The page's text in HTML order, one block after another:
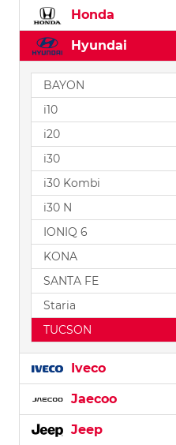
Honda
Hyundai
BAYON
i10
i20
i30
i30 Kombi
i30 N
IONIQ 6
KONA
SANTA FE
Staria
TUCSON
Iveco
Jaecoo
Jeep